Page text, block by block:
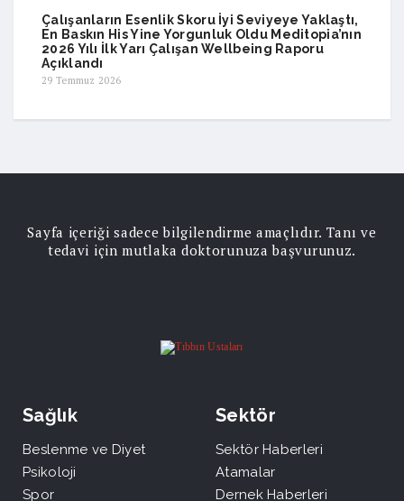
Çalışanların Esenlik Skoru İyi Seviyeye Yaklaştı,
En Baskın His Yine Yorgunluk Oldu Meditopia’nın
2026 Yılı İlk Yarı Çalışan Wellbeing Raporu
Açıklandı
29 Temmuz 2026
Sayfa içeriği sadece bilgilendirme amaçlıdır. Tanı ve
tedavi için mutlaka doktorunuza başvurunuz.
Sağlık
Beslenme ve Diyet
Psikoloji
Spor
Sektör
Sektör Haberleri
Atamalar
Dernek Haberleri